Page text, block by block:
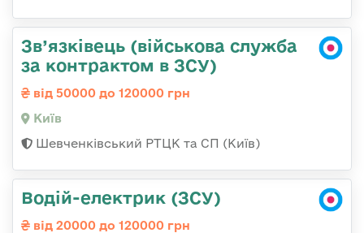
Зв’язківець (військова служба
за контрактом в ЗСУ)
від 50000 до 120000 грн
Київ
Шевченківський РТЦК та СП (Київ)
Водій-електрик (ЗСУ)
від 20000 до 120000 грн